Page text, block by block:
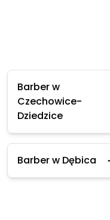
Barber w
Czechowice-
Dziedzice
Barber w Dębica